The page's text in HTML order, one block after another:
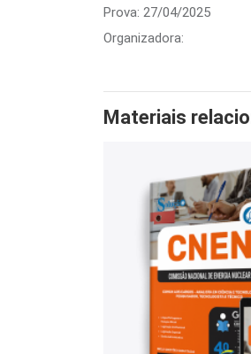
Prova: 27/04/2025
Organizadora:
Materiais